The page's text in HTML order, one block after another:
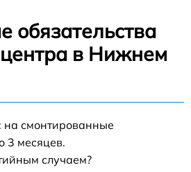
обязательства
в Нижнем
на смонтированные
3 месяцев.
случаем?